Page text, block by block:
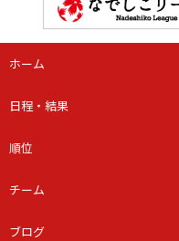
ホーム
日程・結果
順位
チーム
ブログ